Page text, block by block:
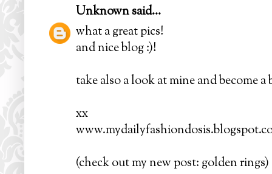
Unknownsaid...
what a great pics!
and nice blog :)!
take also a look at mine and become
xx
(check out my new post: golden rings)